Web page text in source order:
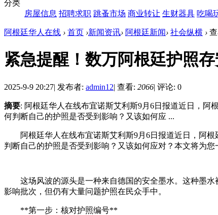
分类
房屋信息 招聘求职 跳蚤市场 商业转让 生财器具 吃喝
阿根廷华人在线 › 首页 ›新闻资讯› 阿根廷新闻› 社会纵横 ›
紧急提醒！数万阿根廷护照
2025-9-9 20:27| 发布者: admin12| 查看: 2066| 评论: 0
摘要: 阿根廷华人在线布宜诺斯艾利斯9月6日报道近日，
何判断自己的护照是否受到影响？又该如何应 ...
阿根廷华人在线布宜诺斯艾利斯9月6日报道近日，阿
判断自己的护照是否受到影响？又该如何应对？本文将为您
这场风波的源头是一种来自德国的安全墨水。这种墨
影响批次，但仍有大量问题护照在民众手中。
**第一步：核对护照编号**